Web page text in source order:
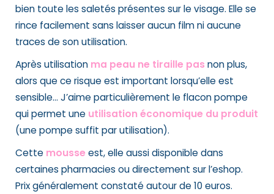
bien toute les saletés présentes sur le visage. Elle se
rince facilement sans laisser aucun film ni aucune
traces de son utilisation.
Après utilisation ma peau ne tiraille pas non plus,
alors que ce risque est important lorsqu’elle est
sensible… J’aime particulièrement le flacon pompe
qui permet une utilisation économique du produit
(une pompe suffit par utilisation).
Cette mousse est, elle aussidisponible dans
certaines pharmacies ou directement sur l’eshop.
Prix généralement constaté autour de 10 euros.